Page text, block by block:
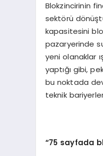
Blokzincirinin
sektörü
kapasitesini
pazaryerinde
yeni olanaklar
yaptığı gibi,
bu noktada
teknik
“75 sayfada